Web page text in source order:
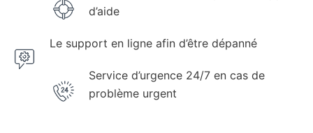
d’aide
Le support en ligne afin d’être dépanné
Service d’urgence 24/7 en cas de
problème urgent